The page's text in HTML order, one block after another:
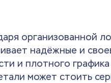
организованной
надёжные и
и плотного
может стоить